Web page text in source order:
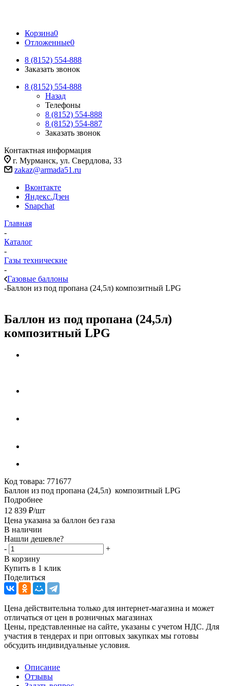
Корзина0
Отложенные0
8 (8152) 554-888
Заказать звонок
8 (8152) 554-888
Назад
Телефоны
8 (8152) 554-888
8 (8152) 554-887
Заказать звонок
Контактная информация
г. Мурманск, ул. Свердлова, 33
zakaz@armada51.ru
Вконтакте
Яндекс.Дзен
Snapchat
Главная
-
Каталог
-
Газы технические
-
Газовые баллоны
-Баллон из под пропана (24,5л) композитный LPG
Баллон из под пропана (24,5л)
композитный LPG
Код товара: 771677
Баллон из под пропана (24,5л) композитный LPG
Подробнее
12 839 ₽/шт
Цена указана за баллон без газа
В наличии
Нашли дешевле?
-
+
В корзину
Купить в 1 клик
Поделиться
Цена действительна только для интернет-магазина и может
отличаться от цен в розничных магазинах
Цены, представленные на сайте, указаны с учетом НДС. Для
участия в тендерах и при оптовых закупках мы готовы
обсудить индивидуальные условия.
Описание
Отзывы